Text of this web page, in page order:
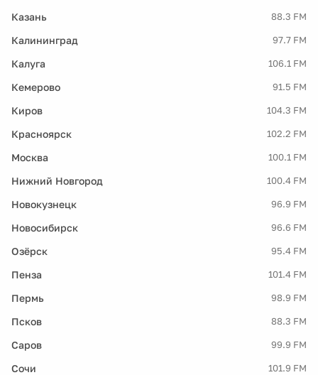
Казань 88.3 FM
Калининград 97.7 FM
Калуга 106.1 FM
Кемерово 91.5 FM
Киров 104.3 FM
Красноярск 102.2 FM
Москва 100.1 FM
Нижний Новгород 100.4 FM
Новокузнецк 96.9 FM
Новосибирск 96.6 FM
Озёрск 95.4 FM
Пенза 101.4 FM
Пермь 98.9 FM
Псков 88.3 FM
Саров 99.9 FM
Сочи 101.9 FM